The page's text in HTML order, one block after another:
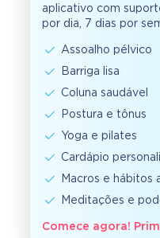
aplicativo com
por dia, 7 dias por
Assoalho pélvico
Barriga lisa
Coluna saudável
Postura e tônus
Yoga e pilates
Cardápio
Macros e hábitos
Meditações e
Comece agora!